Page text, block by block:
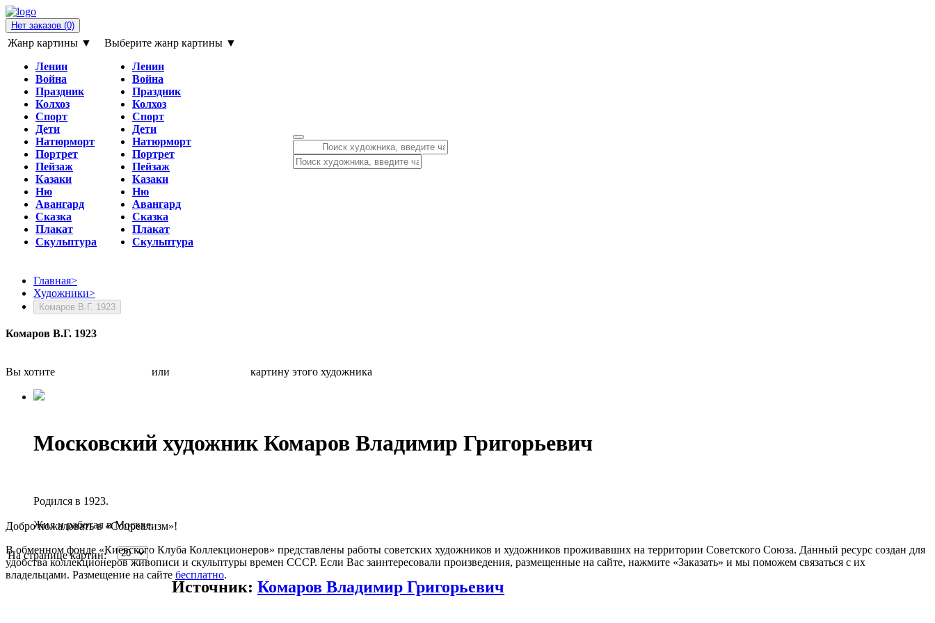
Нет заказов (0)
Жанр картины ▼
Ленин
Война
Праздник
Колхоз
Спорт
Дети
Натюрморт
Портрет
Пейзаж
Казаки
Ню
Авангард
Сказка
Плакат
Скульптура
Выберите жанр картины ▼
Ленин
Война
Праздник
Колхоз
Спорт
Дети
Натюрморт
Портрет
Пейзаж
Казаки
Ню
Авангард
Сказка
Плакат
Скульптура
Главная>
Художники>
Комаров В.Г. 1923
Комаров В.Г. 1923
Вы хотите или картину этого художника
Московский художник Комаров Владимир Григорьевич
Родился в 1923.
Жил и работал в Москве.
На странице картин:
Источник:Комаров Владимир Григорьевич
Добро пожаловать в «Соцреализм»!
В обменном фонде «Киевского Клуба Коллекционеров» представлены работы советских художников и художников проживавших на территории Советского Союза. Данный ресурс создан для
удобства коллекционеров живописи и скульптуры времен СССР. Если Вас заинтересовали произведения, размещенные на сайте, нажмите «Заказать» и мы поможем связаться с их
владельцами. Размещение на сайте бесплатно.